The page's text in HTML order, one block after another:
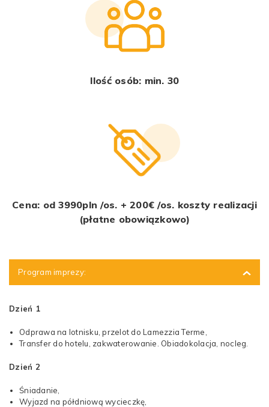
Ilość osób: min. 30
Cena: od 3990pln /os. + 200€ /os. koszty realizacji
(płatne obowiązkowo)
Program imprezy:
Dzień 1
Odprawa na lotnisku, przelot do Lamezzia Terme,
Transfer do hotelu, zakwaterowanie. Obiadokolacja, nocleg.
Dzień 2
Śniadanie,
Wyjazd na półdniową wycieczkę,